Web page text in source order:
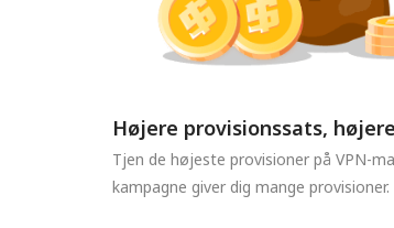
Højere provisionssats,
Tjen de højeste provisioner på VPN-
kampagne giver dig mange provisioner.